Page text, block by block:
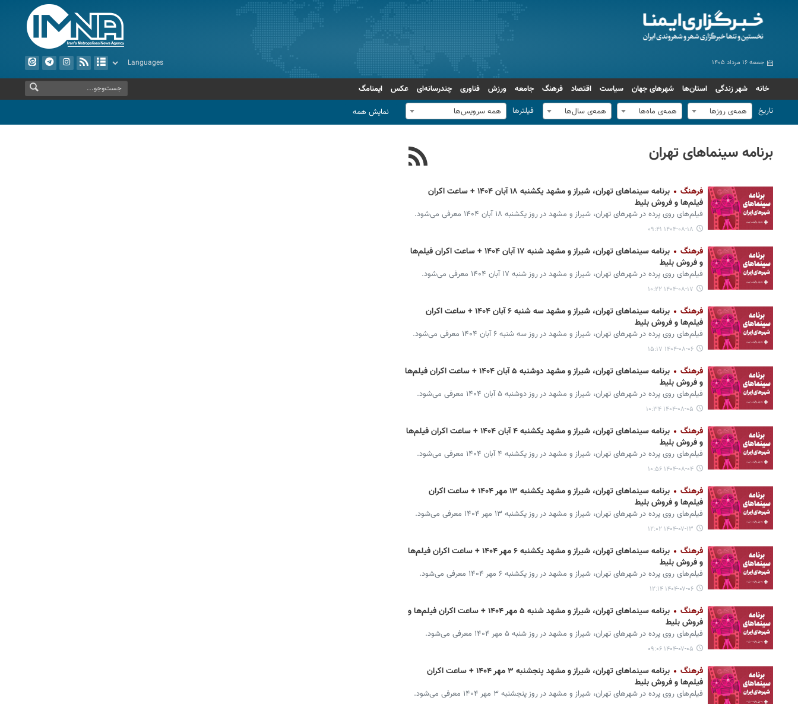
جمعه ۱۶ مرداد ۱۴۰۵
خانه شهر زندگی استان‌ها شهرهای جهان سیاست اقتصاد فرهنگ جامعه ورزش فناوری چندرسانه‌ای عکس
ایمنامگ
تاریخ
همه‌ی روزها همه‌ی ماه‌ها همه‌ی سال‌ها فیلترها همه سرویس‌ها نمایش همه
برنامه سینماهای تهران
فرهنگ
برنامه سینماهای تهران، شیراز و مشهد یکشنبه ۱۸ آبان ۱۴۰۴ + ساعت اکران
فیلم‌ها و فروش بلیط
فیلم‌های روی پرده‌ در شهرهای تهران، شیراز و مشهد در روز یکشنبه ۱۸ آبان ۱۴۰۴ معرفی می‌شود.
۱۴۰۴-۰۸-۱۸ ۰۹:۴۱
فرهنگ
برنامه سینماهای تهران، شیراز و مشهد شنبه ۱۷ آبان ۱۴۰۴ + ساعت اکران فیلم‌ها
و فروش بلیط
فیلم‌های روی پرده‌ در شهرهای تهران، شیراز و مشهد در روز شنبه ۱۷ آبان ۱۴۰۴ معرفی می‌شود.
۱۴۰۴-۰۸-۱۷ ۱۰:۲۲
فرهنگ
برنامه سینماهای تهران، شیراز و مشهد سه شنبه ۶ آبان ۱۴۰۴ + ساعت اکران
فیلم‌ها و فروش بلیط
فیلم‌های روی پرده‌ در شهرهای تهران، شیراز و مشهد در روز سه شنبه ۶ آبان ۱۴۰۴ معرفی می‌شود.
۱۴۰۴-۰۸-۰۶ ۱۵:۱۷
فرهنگ
برنامه سینماهای تهران، شیراز و مشهد دوشنبه ۵ آبان ۱۴۰۴ + ساعت اکران فیلم‌ها
و فروش بلیط
فیلم‌های روی پرده‌ در شهرهای تهران، شیراز و مشهد در روز دوشنبه ۵ آبان ۱۴۰۴ معرفی می‌شود.
۱۴۰۴-۰۸-۰۵ ۱۰:۳۴
فرهنگ
برنامه سینماهای تهران، شیراز و مشهد یکشنبه ۴ آبان ۱۴۰۴ + ساعت اکران فیلم‌ها
و فروش بلیط
فیلم‌های روی پرده‌ در شهرهای تهران، شیراز و مشهد در روز یکشنبه ۴ آبان ۱۴۰۴ معرفی می‌شود.
۱۴۰۴-۰۸-۰۴ ۱۰:۵۶
فرهنگ
برنامه سینماهای تهران، شیراز و مشهد یکشنبه ۱۳ مهر ۱۴۰۴ + ساعت اکران
فیلم‌ها و فروش بلیط
فیلم‌های روی پرده‌ در شهرهای تهران، شیراز و مشهد در روز یکشنبه ۱۳ مهر ۱۴۰۴ معرفی می‌شود.
۱۴۰۴-۰۷-۱۳ ۱۲:۰۲
فرهنگ
برنامه سینماهای تهران، شیراز و مشهد یکشنبه ۶ مهر ۱۴۰۴ + ساعت اکران فیلم‌ها
و فروش بلیط
فیلم‌های روی پرده‌ در شهرهای تهران، شیراز و مشهد در روز یکشنبه ۶ مهر ۱۴۰۴ معرفی می‌شود.
۱۴۰۴-۰۷-۰۶ ۱۲:۱۴
فرهنگ
برنامه سینماهای تهران، شیراز و مشهد شنبه ۵ مهر ۱۴۰۴ + ساعت اکران فیلم‌ها و
فروش بلیط
فیلم‌های روی پرده‌ در شهرهای تهران، شیراز و مشهد در روز شنبه ۵ مهر ۱۴۰۴ معرفی می‌شود.
۱۴۰۴-۰۷-۰۵ ۰۹:۰۶
فرهنگ
برنامه سینماهای تهران، شیراز و مشهد پنجشنبه ۳ مهر ۱۴۰۴ + ساعت اکران
فیلم‌ها و فروش بلیط
فیلم‌های روی پرده‌ در شهرهای تهران، شیراز و مشهد در روز پنجشنبه ۳ مهر ۱۴۰۴ معرفی می‌شود.